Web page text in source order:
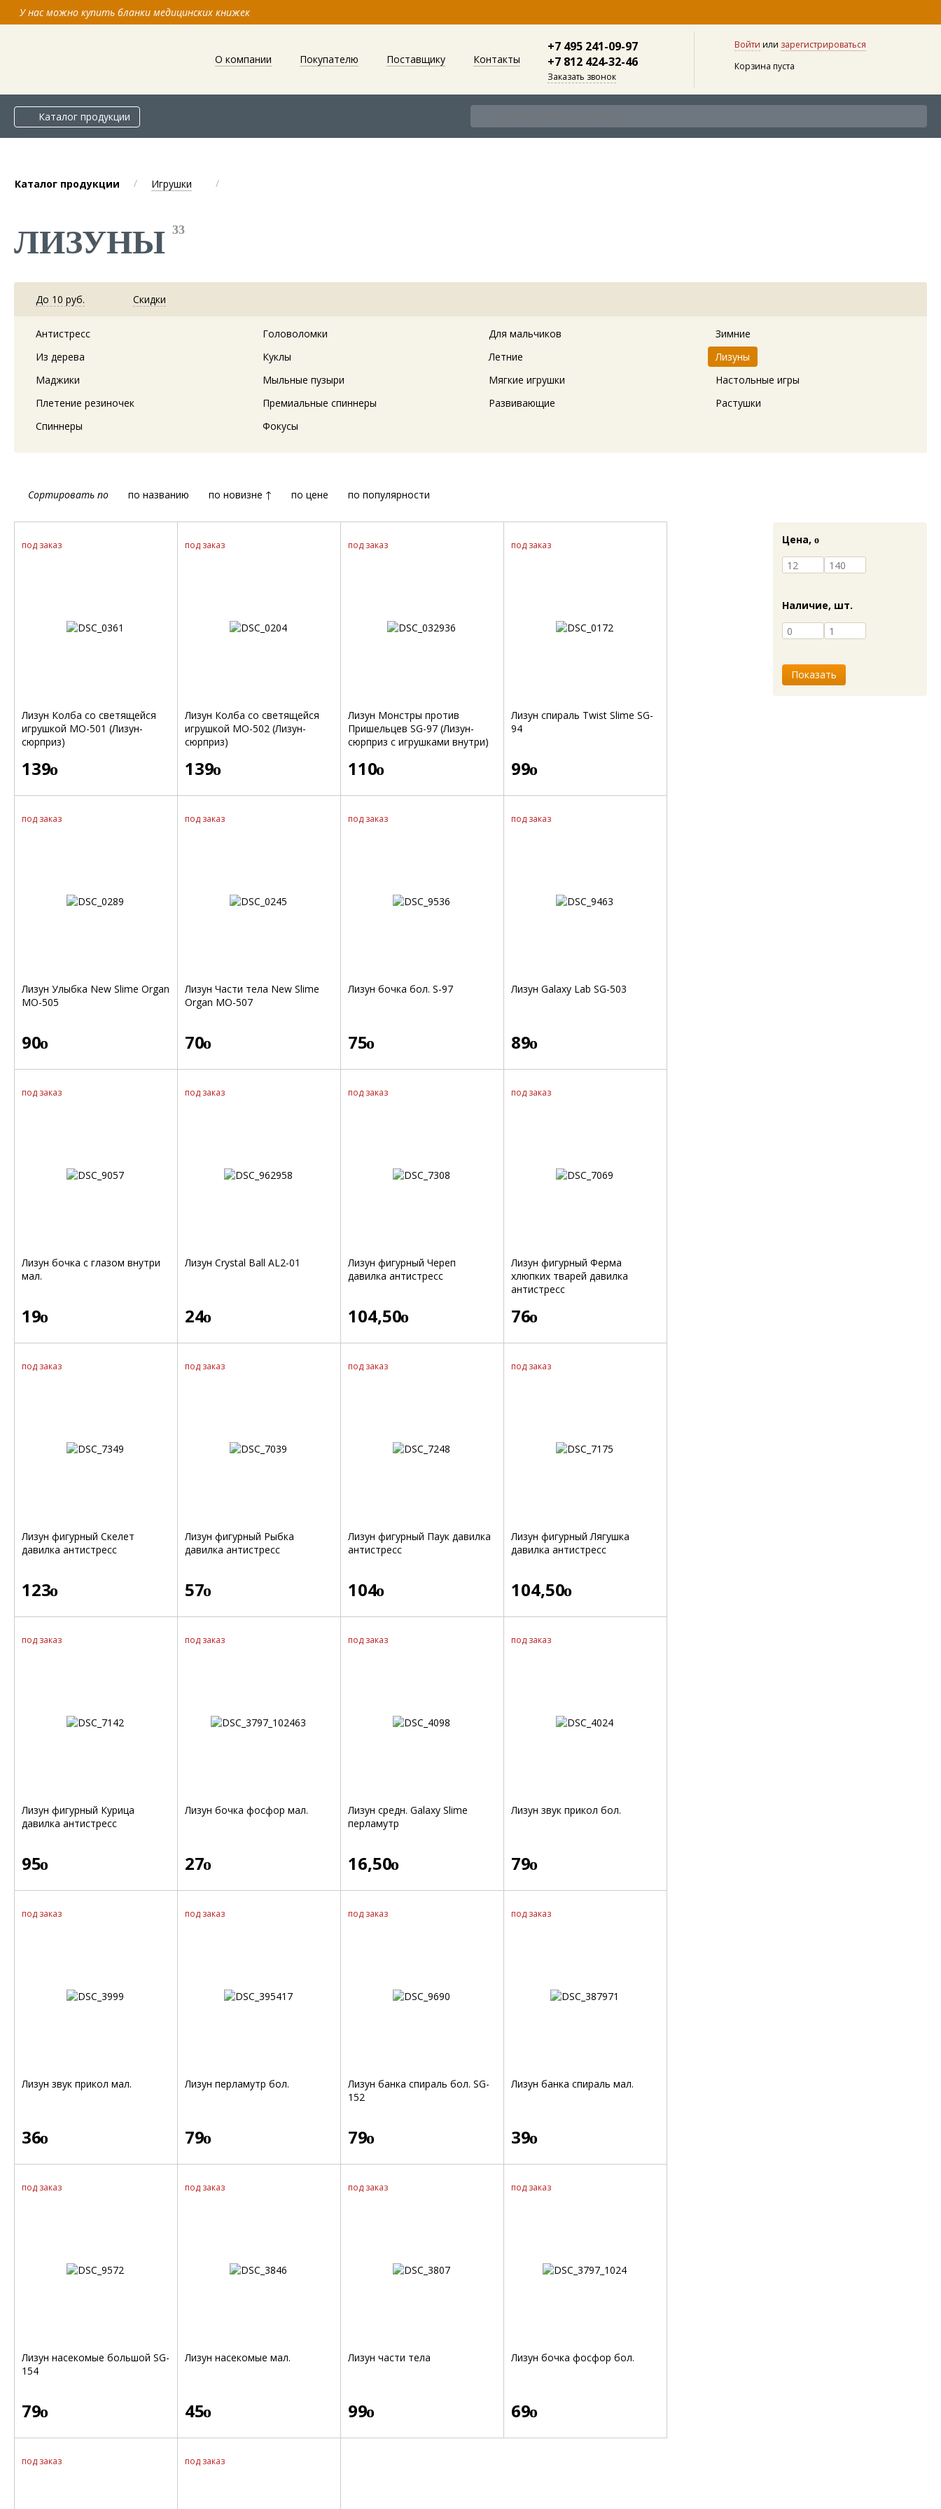
У нас можно купить бланки медицинских книжек
О компании Покупателю Поставщику Контакты
+7 495 241-09-97
+7 812 424-32-46
Заказать звонок
Войти или зарегистрироваться
Корзина пуста
Каталог продукции
Каталог продукции / Игрушки /
ЛИЗУНЫ 33
До 10 руб. Скидки
Антистресс Головоломки Для мальчиков
Зимние
Из дерева
Куклы Летние
Лизуны
Маджики
Мыльные пузыри Мягкие игрушки
Настольные игры
Плетение резиночек
Премиальные спиннеры Развивающие
Растушки
Спиннеры
Фокусы
Сортировать по по названию по новизне ↑ по цене по популярности
под заказ
Лизун Колба со светящейся
игрушкой МО-501 (Лизун-
сюрприз)
139
o
под заказ
Лизун Колба со светящейся
игрушкой МО-502 (Лизун-
сюрприз)
139
o
под заказ
Лизун Монстры против
Пришельцев SG-97 (Лизун-
сюрприз с игрушками внутри)
110
o
под заказ
Лизун спираль Twist Slime SG-
94
99
o
под заказ
Лизун Улыбка New Slime Organ
MO-505
90
o
под заказ
Лизун Части тела New Slime
Organ МО-507
70
o
под заказ
Лизун бочка бол. S-97
75
o
под заказ
Лизун Galaxy Lab SG-503
89
o
под заказ
Лизун бочка с глазом внутри
мал.
19
o
под заказ
Лизун Crystal Ball AL2-01
24
o
под заказ
Лизун фигурный Череп
давилка антистресс
104,50
o
под заказ
Лизун фигурный Ферма
хлюпких тварей давилка
антистресс
76
o
под заказ
Лизун фигурный Скелет
давилка антистресс
123
o
под заказ
Лизун фигурный Рыбка
давилка антистресс
57
o
под заказ
Лизун фигурный Паук давилка
антистресс
104
o
под заказ
Лизун фигурный Лягушка
давилка антистресс
104,50
o
под заказ
Лизун фигурный Курица
давилка антистресс
95
o
под заказ
Лизун бочка фосфор мал.
27
o
под заказ
Лизун средн. Galaxy Slime
перламутр
16,50
o
под заказ
Лизун звук прикол бол.
79
o
под заказ
Лизун звук прикол мал.
36
o
под заказ
Лизун перламутр бол.
79
o
под заказ
Лизун банка спираль бол. SG-
152
79
o
под заказ
Лизун банка спираль мал.
39
o
под заказ
Лизун насекомые большой SG-
154
79
o
под заказ
Лизун насекомые мал.
45
o
под заказ
Лизун части тела
99
o
под заказ
Лизун бочка фосфор бол.
69
o
под заказ под заказ
Цена, o
Наличие, шт.